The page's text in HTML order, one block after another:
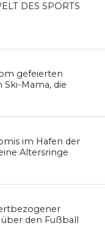
DES SPORTS
gefeierten
Mama, die
im Hafen der
Altersringe
den Fußball